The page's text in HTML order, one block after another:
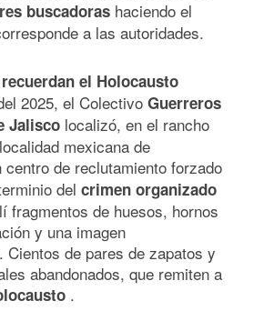
buscadoras haciendo el
a las autoridades.
el Holocausto
2025, el Colectivo Guerreros
Jalisco localizó, en el rancho
mexicana de
centro de reclutamiento forzado
del crimen organizado
fragmentos de huesos, hornos
y una imagen
Cientos de pares de zapatos y
abandonados, que remiten a
.